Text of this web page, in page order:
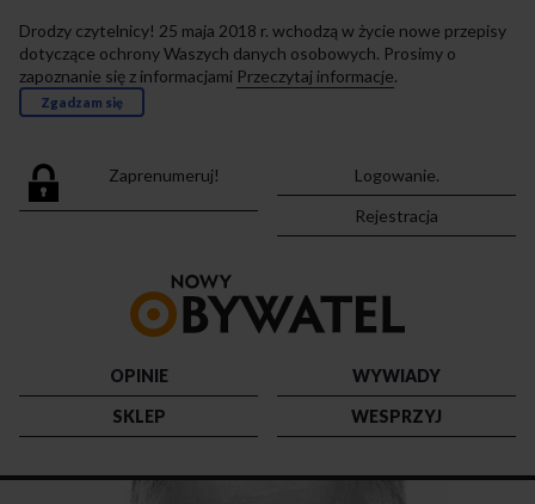
Drodzy czytelnicy! 25 maja 2018 r. wchodzą w życie nowe przepisy
dotyczące ochrony Waszych danych osobowych. Prosimy o
zapoznanie się z informacjami Przeczytaj informacje.
Zgadzam się
Zaprenumeruj!
Logowanie.
Rejestracja
strony
OPINIE
WYWIADY
SKLEP
WESPRZYJ